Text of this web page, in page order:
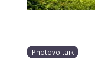
Photovoltaik